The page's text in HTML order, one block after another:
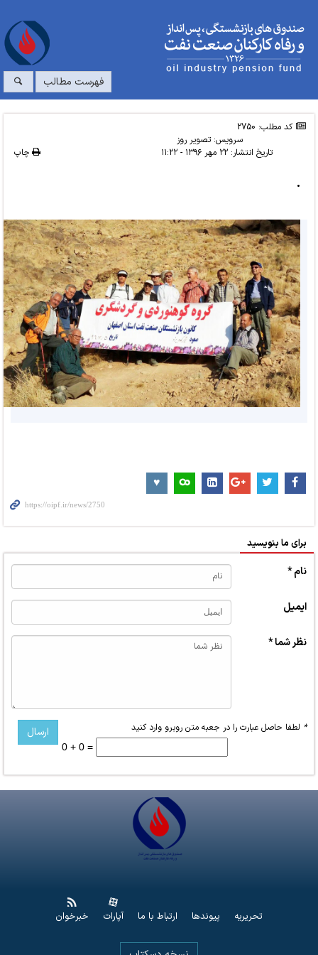
فهرست مطالب
کد مطلب: 2750
سرویس:تصویر روز
تاریخ انتشار:۲۲ مهر ۱۳۹۶ - ۱۱:۲۲ چاپ
.
برای ما بنویسید
نام *
ایمیل
نظر شما *
* لطفا حاصل عبارت را در جعبه متن روبرو وارد کنید
0 + 0 =
تحریریه پیوندها ارتباط با ما آپارات خبرخوان